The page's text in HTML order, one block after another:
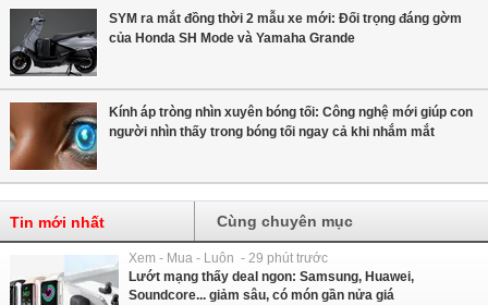
SYM ra mắt đồng thời 2 mẫu xe mới: Đối trọng đáng gờm
của Honda SH Mode và Yamaha Grande
Kính áp tròng nhìn xuyên bóng tối: Công nghệ mới giúp con
người nhìn thấy trong bóng tối ngay cả khi nhắm mắt
Tin mới nhất Cùng chuyên mục
Xem - Mua - Luôn - 29 phút trước
Lướt mạng thấy deal ngon: Samsung, Huawei,
Soundcore... giảm sâu, có món gần nửa giá